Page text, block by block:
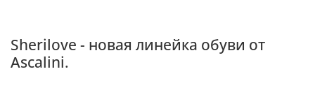
Sherilove - новая линейка обуви от
Ascalini.